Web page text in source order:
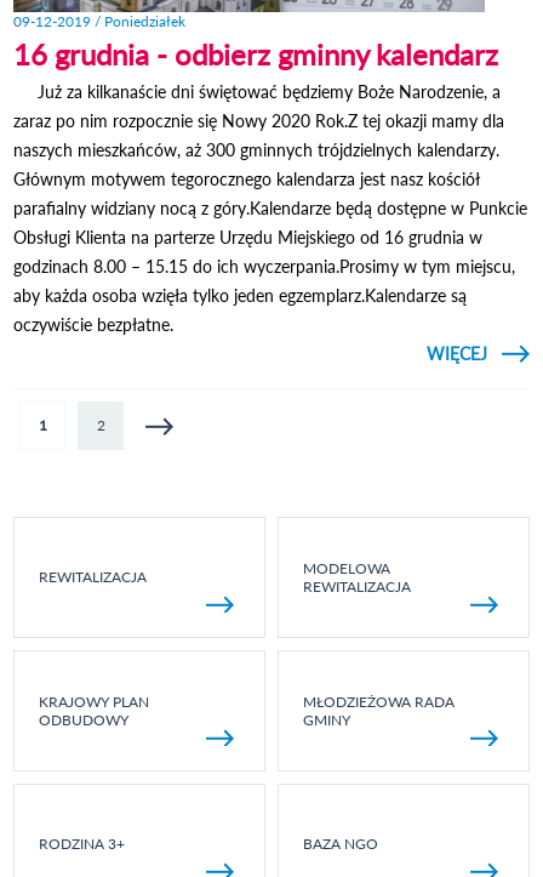
09-12-2019 / Poniedziałek
16 grudnia - odbierz gminny kalendarz
Już za kilkanaście dni świętować będziemy Boże Narodzenie, a
zaraz po nim rozpocznie się Nowy 2020 Rok.Z tej okazji mamy dla
naszych mieszkańców, aż 300 gminnych trójdzielnych kalendarzy.
Głównym motywem tegorocznego kalendarza jest nasz kościół
parafialny widziany nocą z góry.Kalendarze będą dostępne w Punkcie
Obsługi Klienta na parterze Urzędu Miejskiego od 16 grudnia w
godzinach 8.00 – 15.15 do ich wyczerpania.Prosimy w tym miejscu,
aby każda osoba wzięła tylko jeden egzemplarz.Kalendarze są
oczywiście bezpłatne.
CZYTAJ
WIĘCEJ
Strony
1 2
REWITALIZACJA
MODELOWA
REWITALIZACJA
KRAJOWY PLAN
ODBUDOWY
MŁODZIEŻOWA RADA
GMINY
RODZINA 3+ BAZA NGO